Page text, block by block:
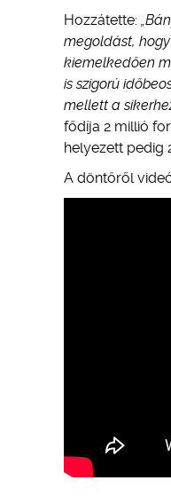
Hozzátette:
megoldást,
kiemelkedően
is szigorú
mellett a
fődíja 2 millió
helyezett pedig
A döntőről